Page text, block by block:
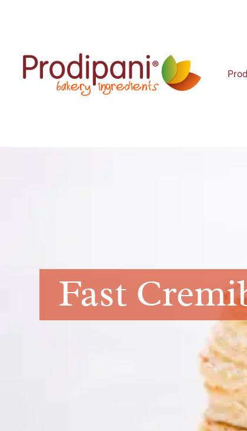
Fast